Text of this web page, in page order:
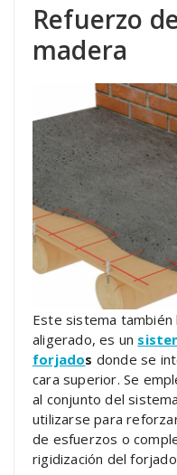
Refuerzo
madera
Este sistema
aligerado, es un
forjados donde se
cara superior. Se
al conjunto del
utilizarse para
de esfuerzos o
rigidización del